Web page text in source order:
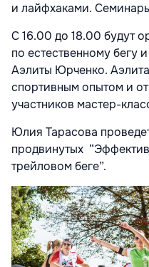
и лайфхаками.
С 16.00 до 18.00 будут
по естественному бегу
Аэлиты Юрченко.
спортивным опытом и
участников мастер-
Юлия Тарасова
продвинутых
трейловом беге”.